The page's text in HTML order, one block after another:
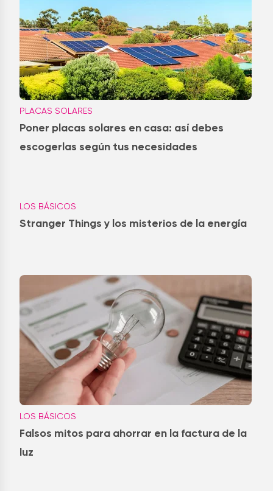
PLACAS SOLARES
Poner placas solares en casa: así debes
escogerlas según tus necesidades
LOS BÁSICOS
Stranger Things y los misterios de la energía
LOS BÁSICOS
Falsos mitos para ahorrar en la factura de la
luz